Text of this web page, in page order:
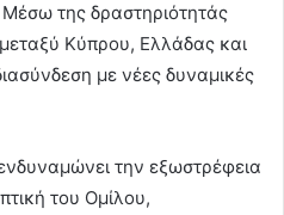
της δραστηριότητάς
Κύπρου, Ελλάδας και
με νέες δυναμικές
την εξωστρέφεια
του Ομίλου,